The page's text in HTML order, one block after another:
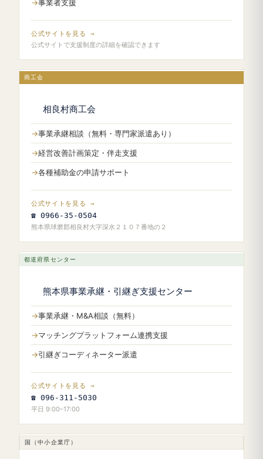
事業者支援
公式サイトを見る →
公式サイトで支援制度の詳細を確認できます
商工会
相良村商工会
事業承継相談（無料・専門家派遣あり）
経営改善計画策定・伴走支援
各種補助金の申請サポート
公式サイトを見る →
☎ 0966-35-0504
熊本県球磨郡相良村大字深水２１０７番地の２
都道府県センター
熊本県事業承継・引継ぎ支援センター
事業承継・M&A相談（無料）
マッチングプラットフォーム連携支援
引継ぎコーディネーター派遣
公式サイトを見る →
☎ 096-311-5030
平日 9:00–17:00
国（中小企業庁）